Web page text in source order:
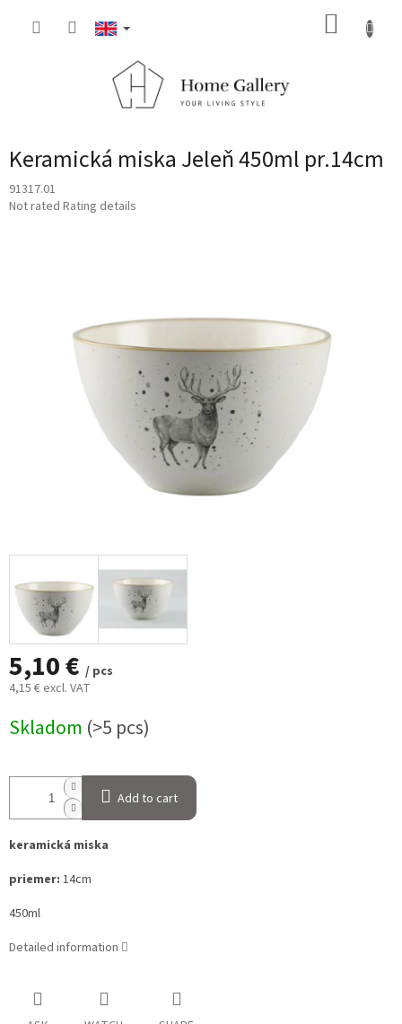
Keramická miska Jeleň 450ml pr.14cm
91317.01
The
Not rated Rating details
5,10 € / pcs
4,15 € excl. VAT
price:
Skladom (>5 pcs)
Add to cart
keramická miska
priemer: 14cm
450ml
Detailed information